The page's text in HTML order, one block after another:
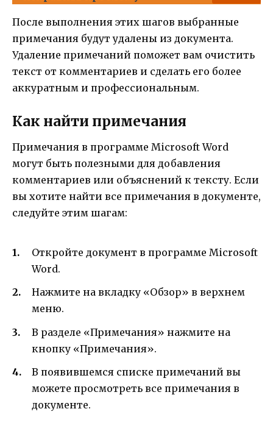
После выполнения этих шагов выбранные
примечания будут удалены из документа.
Удаление примечаний поможет вам очистить
текст от комментариев и сделать его более
аккуратным и профессиональным.
Как найти примечания
Примечания в программе Microsoft Word
могут быть полезными для добавления
комментариев или объяснений к тексту. Если
вы хотите найти все примечания в документе,
следуйте этим шагам:
Откройте документ в программе Microsoft
Word.
Нажмите на вкладку «Обзор» в верхнем
меню.
В разделе «Примечания» нажмите на
кнопку «Примечания».
В появившемся списке примечаний вы
можете просмотреть все примечания в
документе.